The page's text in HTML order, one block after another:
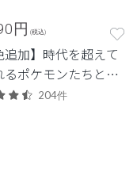
円 (税込)
追加】時代を超えて
るポケモンたちとい
に。ポケモンたち
204件